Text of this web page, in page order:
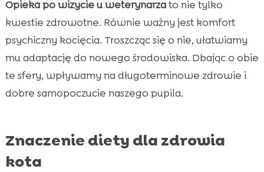
Opieka po wizycie u weterynarzato nie tylko
kwestie zdrowotne. Równie ważny jest komfort
psychiczny kocięcia. Troszcząc się o nie, ułatwiamy
mu adaptację do nowego środowiska. Dbając o obie
te sfery, wpływamy na długoterminowe zdrowie i
dobre samopoczucie naszego pupila.
Znaczenie diety dla zdrowia
kota